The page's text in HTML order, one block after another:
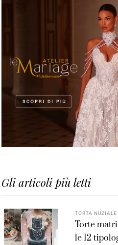
Gli articoli più letti
TORTA NUZIALE
Torte
le 12